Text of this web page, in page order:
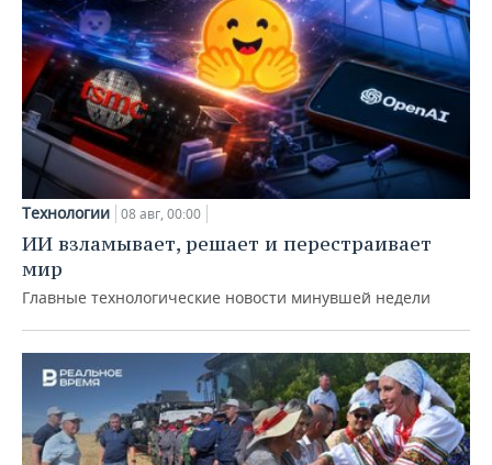
Технологии 08 авг, 00:00
ИИ взламывает, решает и перестраивает
мир
Главные технологические новости минувшей недели